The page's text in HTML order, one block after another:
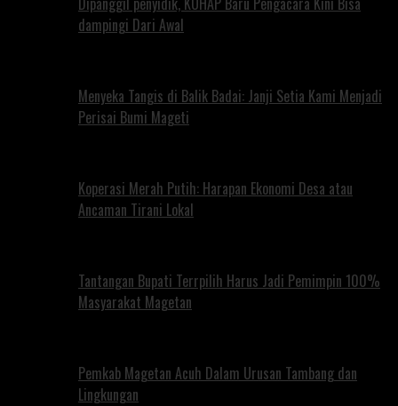
dampingi Dari Awal
Menyeka Tangis di Balik Badai: Janji Setia Kami Menjadi
Perisai Bumi Mageti
Koperasi Merah Putih: Harapan Ekonomi Desa atau
Ancaman Tirani Lokal
Tantangan Bupati Terrpilih Harus Jadi Pemimpin 100%
Masyarakat Magetan
Pemkab Magetan Acuh Dalam Urusan Tambang dan
Lingkungan